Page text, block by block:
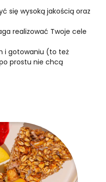
się wysoką jakością oraz
realizować Twoje cele
i gotowaniu (to też
prostu nie chcą